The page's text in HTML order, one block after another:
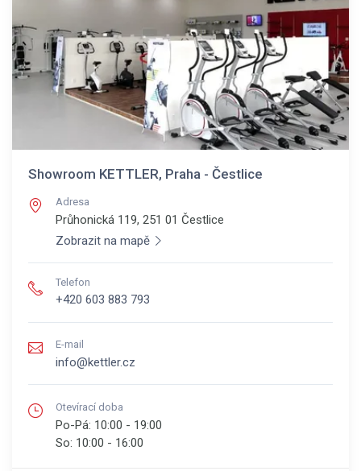
Showroom KETTLER, Praha - Čestlice
Adresa
Průhonická 119, 251 01 Čestlice
Zobrazit na mapě
Telefon
+420 603 883 793
E-mail
info@kettler.cz
Otevírací doba
Po-Pá: 10:00 - 19:00
So: 10:00 - 16:00